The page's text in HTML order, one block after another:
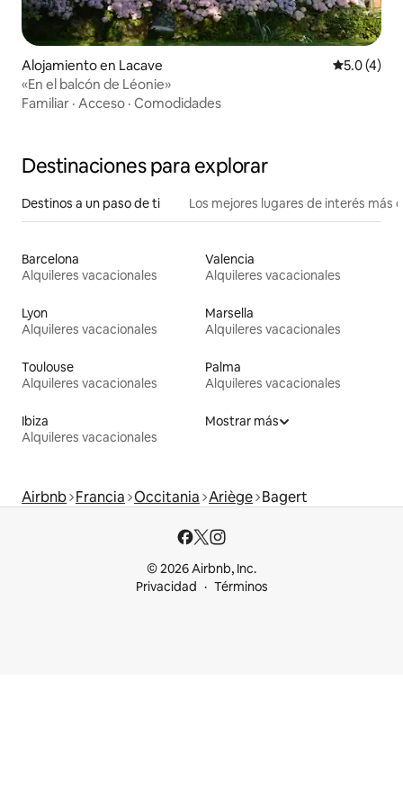
Alojamiento en Lacave
5.0 (4)
«En el balcón de Léonie»
Familiar · Acceso · Comodidades
Destinaciones para explorar
Destinos a un paso de ti Los mejores lugares de interés más
Barcelona
Alquileres vacacionales
Valencia
Alquileres vacacionales
Lyon
Alquileres vacacionales
Marsella
Alquileres vacacionales
Toulouse
Alquileres vacacionales
Palma
Alquileres vacacionales
Ibiza
Alquileres vacacionales
Mostrar más
Airbnb Francia Occitania Ariège Bagert
© 2026 Airbnb, Inc.
Privacidad
Términos